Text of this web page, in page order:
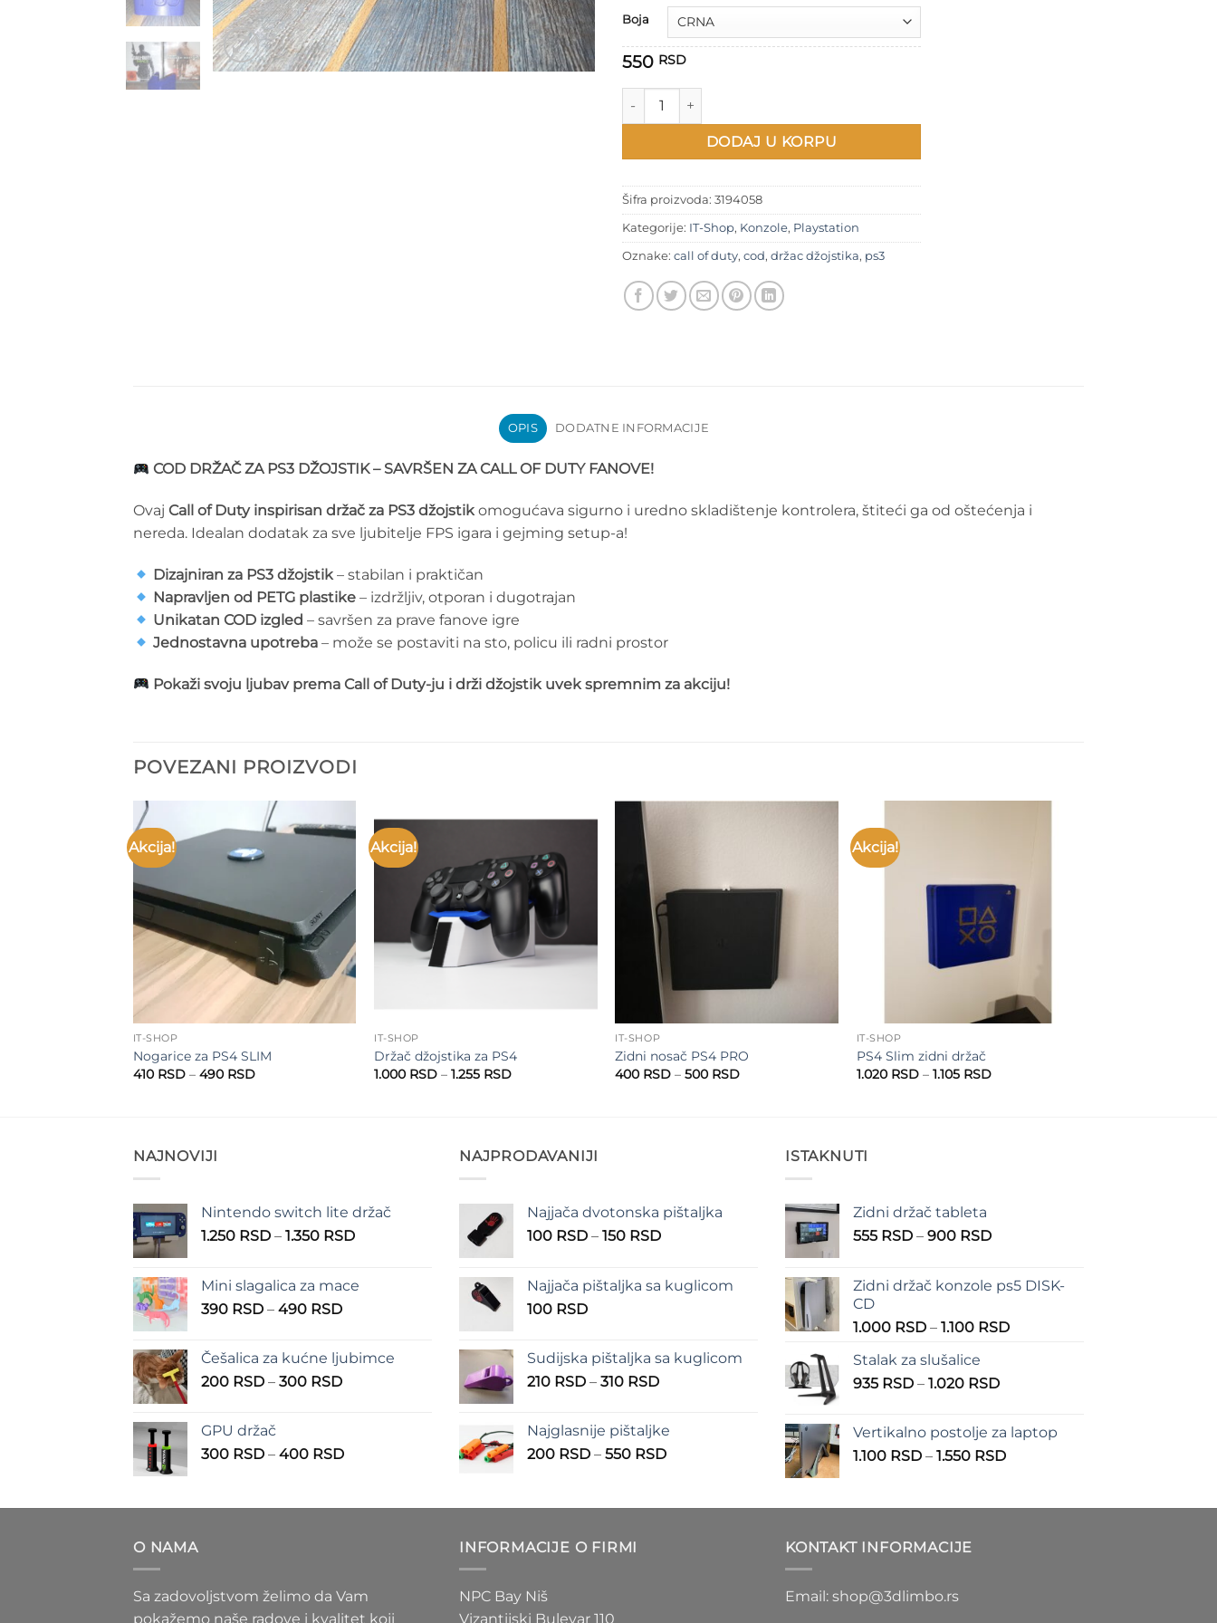
650 RSD
Boja
550 RSD
Call of Duty Držač džojstika za PS3 količina
DODAJ U KORPU
Šifra proizvoda: 3194058
Kategorije: IT-Shop, Konzole, Playstation
Oznake: call of duty, cod, držac džojstika, ps3
OPIS DODATNE INFORMACIJE
COD DRŽAČ ZA PS3 DŽOJSTIK – SAVRŠEN ZA CALL OF DUTY FANOVE!
Ovaj Call of Duty inspirisan držač za PS3 džojstikomogućava sigurno i uredno skladištenje kontrolera, štiteći ga od oštećenja i
nereda. Idealan dodatak za sve ljubitelje FPS igara i gejming setup-a!
Dizajniran za PS3 džojstik– stabilan i praktičan
Napravljen od PETG plastike – izdržljiv, otporan i dugotrajan
Unikatan COD izgled – savršen za prave fanove igre
Jednostavna upotreba – može se postaviti na sto, policu ili radni prostor
Pokaži svoju ljubav prema Call of Duty-ju i drži džojstik uvek spremnim za akciju!
POVEZANI PROIZVODI
Akcija!
IT-SHOP
Nogarice za PS4 SLIM
410 RSD – 490 RSDRaspon
Akcija!
Add to
wishlist
IT-SHOP
Držač džojstika za PS4
1.000 RSD – 1.255 RSDRaspon
IT-SHOP
Zidni nosač PS4 PRO
400 RSD – 500 RSDRaspon
Akcija!
IT-SHOP
PS4 Slim zidni držač
1.020 RSD – 1.105 RSDRaspon
NAJNOVIJI
Nintendo switch lite držač
1.250 RSD – 1.350 RSDRaspon
1.250 RSD
Mini slagalica za mace
390 RSD – 490 RSDRaspon
390 RSD
do
Češalica za kućne ljubimce
200 RSD – 300 RSDRaspon
do
GPU držač
300 RSD – 400 RSDRaspon
300 RSD
NAJPRODAVANIJI
Najjača dvotonska pištaljka
100 RSD – 150 RSDRaspon
100 RSD
Najjača pištaljka sa kuglicom
100 RSD
Sudijska pištaljka sa kuglicom
210 RSD – 310 RSDRaspon
210 RSD
do
Najglasnije pištaljke
200 RSD – 550 RSDRaspon
200 RSD
ISTAKNUTI
Zidni držač tableta
555 RSD – 900 RSDRaspon
555 RSD
900 RSD
Zidni držač konzole ps5 DISK-
CD
1.000 RSD – 1.100 RSDRaspon
Stalak za slušalice
935 RSD – 1.020 RSDRaspon
935 RSD
do
Vertikalno postolje za laptop
1.100 RSD – 1.550 RSDRaspon
1.100 RSD
O NAMA
Sa zadovoljstvom želimo da Vam
pokažemo naše radove i kvalitet koji
INFORMACIJE O FIRMI
NPC Bay Niš
Vizantijski Bulevar 110
KONTAKT INFORMACIJE
Email: shop@3dlimbo.rs